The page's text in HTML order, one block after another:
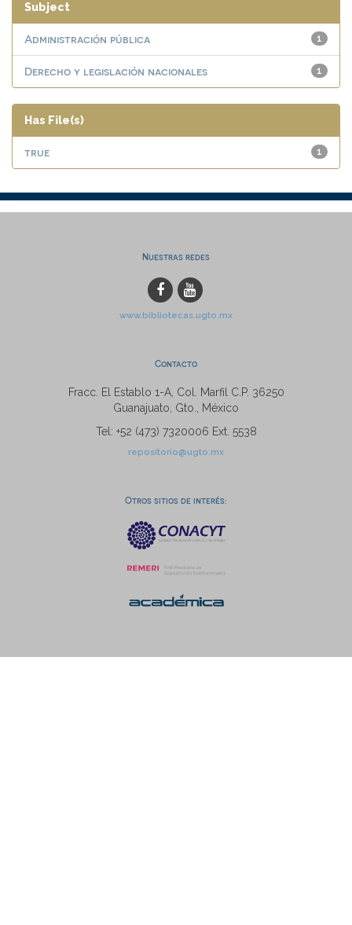
Subject
1
Administración pública
1
Derecho y legislación nacionales
Has File(s)
1
true
Nuestras redes
www.bibliotecas.ugto.mx
Contacto
Fracc. El Establo 1-A, Col. Marfil C.P. 36250
Guanajuato, Gto., México
Tel: +52 (473) 7320006 Ext. 5538
repositorio@ugto.mx
Otros sitios de interés: